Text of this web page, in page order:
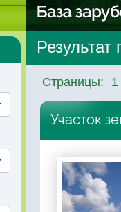
Страницы: 1
Участок